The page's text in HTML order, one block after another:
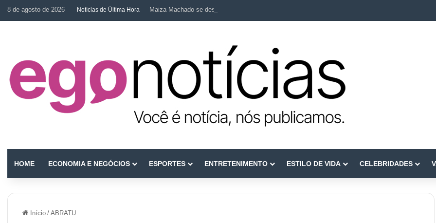
8 de agosto de 2026 Notícias de Última Hora Maiza Machado se destaca como referência em terapia capilar e saúde do couro cabeludo
HOME ECONOMIA E NEGÓCIOS ESPORTES ENTRETENIMENTO ESTILO DE VIDA CELEBRIDADES
Início / ABRATU